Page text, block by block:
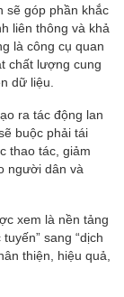
sẽ góp phần khắc
liên thông và khả
là công cụ quan
chất lượng cung
dữ liệu.
ra tác động lan
buộc phải tái
thao tác, giảm
người dân và
xem là nền tảng
sang “dịch
thiện, hiệu quả,